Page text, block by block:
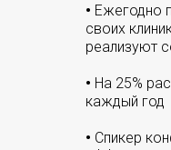
• Ежегодно
своих
реализуют
• На 25%
каждый год
• Спикер